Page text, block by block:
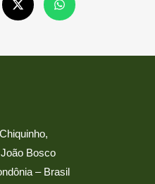
Bosco
– Brasil